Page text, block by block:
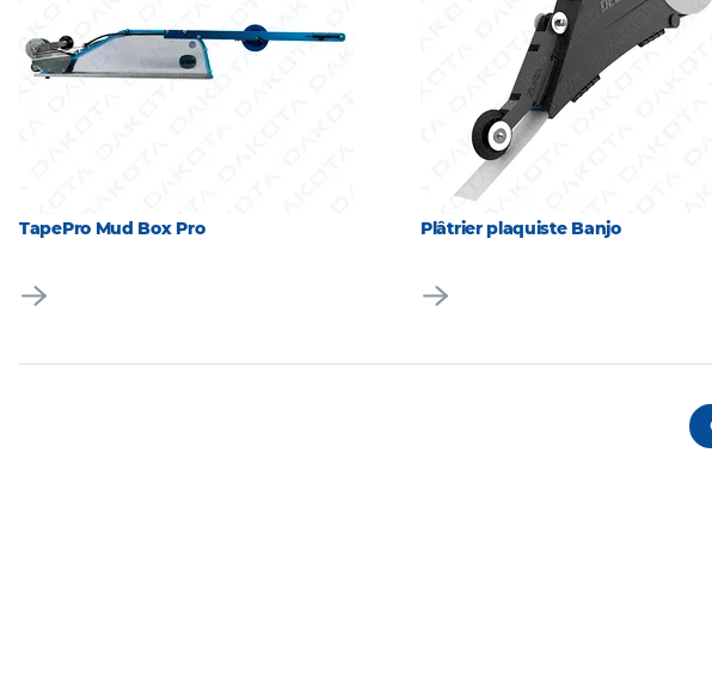
TapePro Mud Box Pro Plâtrier plaquiste Banjo